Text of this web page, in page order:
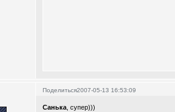
Поделиться2007-05-13 16:53:09
Санька , супер)))